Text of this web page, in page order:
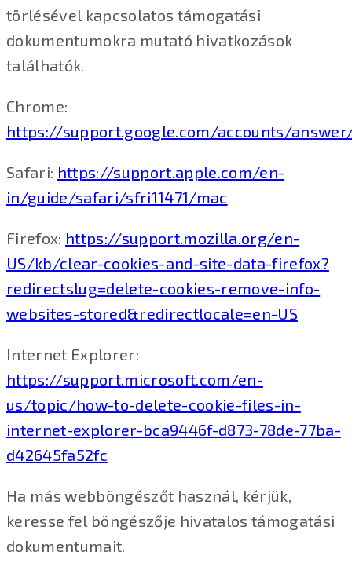
törlésével kapcsolatos támogatási
dokumentumokra mutató hivatkozások
találhatók.
Chrome:
https://support.google.com/accounts/
Safari: https://support.apple.com/en-
in/guide/safari/sfri11471/mac
Firefox: https://support.mozilla.org/en-
US/kb/clear-cookies-and-site-data-firefox?
redirectslug=delete-cookies-remove-info-
websites-stored&redirectlocale=en-US
Internet Explorer:
https://support.microsoft.com/en-
us/topic/how-to-delete-cookie-files-in-
internet-explorer-bca9446f-d873-78de-77ba-
d42645fa52fc
Ha más webböngészőt használ, kérjük,
keresse fel böngészője hivatalos támogatási
dokumentumait.